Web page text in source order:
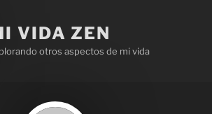
VIDA ZEN
otros aspectos de mi vida